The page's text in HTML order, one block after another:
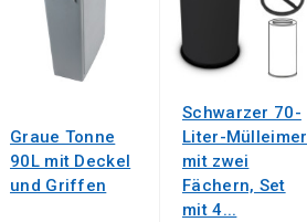
Graue Tonne
90L mit Deckel
und Griffen
Schwarzer 70-
Liter-Mülleimer
mit zwei
Fächern, Set
mit 4...